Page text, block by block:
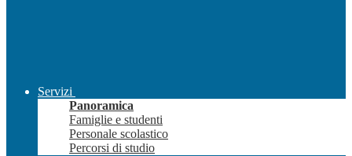
Servizi
Panoramica
Famiglie e studenti
Personale scolastico
Percorsi di studio